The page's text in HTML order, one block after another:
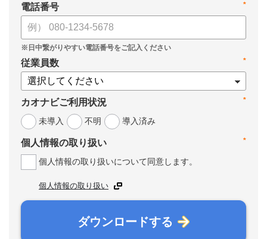
*
電話番号
*
従業員数
*
カオナビご利用状況
未導入
不明 導入済み
*
個人情報の取り扱い
個人情報の取り扱いについて同意します。
個人情報の取り扱い
ダウンロードする